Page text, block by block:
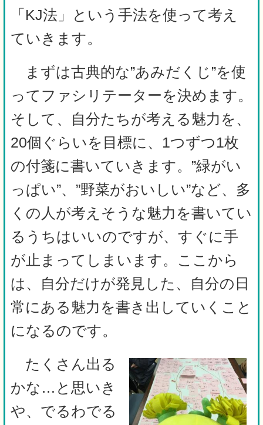
「KJ法」という手法を使って考え
ていきます。
まずは古典的な”あみだくじ”を使
ってファシリテーターを決めます。
そして、自分たちが考える魅力を、
20個ぐらいを目標に、1つずつ1枚
の付箋に書いていきます。”緑がい
っぱい”、”野菜がおいしい”など、多
くの人が考えそうな魅力を書いてい
るうちはいいのですが、すぐに手
が止まってしまいます。ここから
は、自分だけが発見した、自分の日
常にある魅力を書き出していくこと
になるのです。
たくさん出る
かな…と思いき
や、でるわでる